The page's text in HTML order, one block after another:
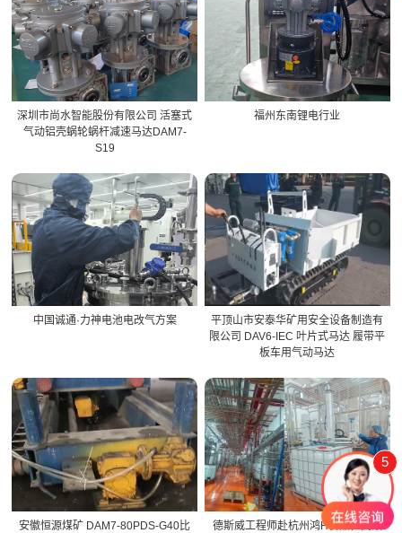
深圳市尚水智能股份有限公司 活塞式
气动铝壳蜗轮蜗杆减速马达DAM7-
S19
福州东南锂电行业
中国诚通·力神电池电改气方案
平顶山市安泰华矿用安全设备制造有
限公司 DAV6-IEC 叶片式马达 履带平
板车用气动马达
安徽恒源煤矿 DAM7-80PDS-G40比
德斯威工程师赴杭州鸿H食品，高效
5